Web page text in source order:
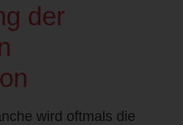
der
wird oftmals die